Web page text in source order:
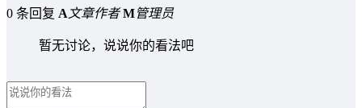
0 条回复 A文章作者 M管理员
暂无讨论，说说你的看法吧